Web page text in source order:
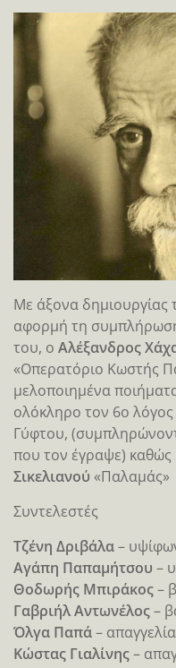
Με άξονα δημιουργίας
αφορμή τη
του, ο Αλέξανδρος
«Οπερατόριο Κωστής
μελοποιημένα
ολόκληρο τον 6ο
Γύφτου,
που τον έγραψε) καθώς
Σικελιανού «Παλαμάς»
Συντελεστές
Τζένη Δριβάλα–
Αγάπη Παπαμήτσου –
Θοδωρής Μπιράκος–
Γαβριήλ Αντωνέλος–
Όλγα Παπά– απαγγελία
Κώστας Γιαλίνης–